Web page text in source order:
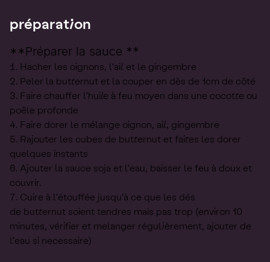
préparation
**Préparer la sauce **
Hacher les oignons, l'ail et le gingembre
Peler la butternut et la couper en dès de 1cm de côté
Faire chauffer l'huile à feu moyen dans une cocotte ou
poêle profonde
Faire dorer le mélange oignon, ail, gingembre
Rajouter les cubes de butternut et faites les dorer
quelques instants
Ajouter la sauce soja et l'eau, baisser le feu à doux et
couvrir.
Cuire à l'étouffée jusqu'à ce que les dés
de butternut soient tendres mais pas trop (environ 10
minutes, vérifier et melanger régulièrement, ajouter de
l'eau si necessaire)